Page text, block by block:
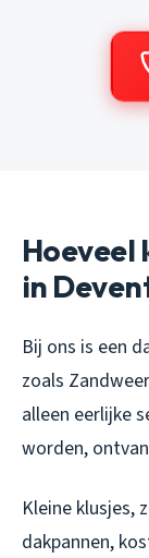
Hoeveel
in
Bij ons is een
zoals
alleen eerlijke
worden,
Kleine klusjes,
dakpannen,